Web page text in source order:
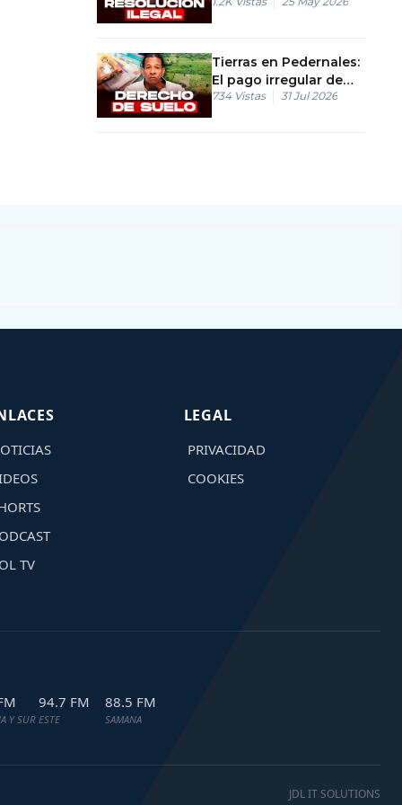
autoriza las encuestas
Tierras en Pedernales:
El pago irregular de
RD$150
734 Vistas 31 Jul 2026
TV
LEGAL
PRIVACIDAD
COOKIES
Y SUR
94.7 FM
ESTE
88.5 FM
SAMANA
JDL IT SOLUTIONS